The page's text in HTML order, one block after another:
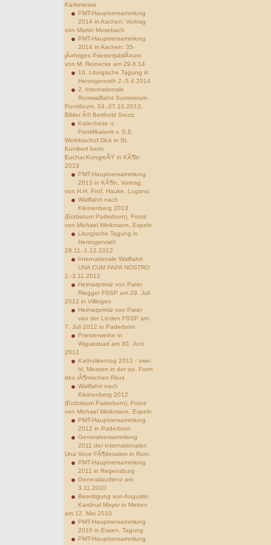
Karlsmesse
PMT-Hauptversammlung
2014 in Aachen: Vortrag
von Martin Mosebach
PMT-Hauptversammlung
2014 in Aachen: 35-
jÃ¤hriges PriesterjubilÃ¤um
von M. Reinecke am 29.6.14
16. Liturgische Tagung in
Herzogenrath 2.-5.4.2014
2. Internationale
Romwallfahrt Summorum
Pontificum, 24.-27.10.2013,
Bilder Â© Berthold Strutz.
Katechese u.
Pontifikalamt v. S.E.
Weihbischof Dick in St.
Kunibert beim
Euchar.KongreÃŸ in KÃ¶ln
2013
PMT-Hauptversammlung
2013 in KÃ¶ln, Vortrag
von H.H. Prof. Hauke, Lugano
Wallfahrt nach
Kleinenberg 2013
(Erzbistum Paderborn), Fotos
von Michael Weikmann, Espeln
Liturgische Tagung in
Herzogenrath
28.11.-1.12.2012
Internationale Wallfahrt
UNA CUM PAPA NOSTRO
1.-3.11.2012
Heimatprimiz von Pater
Riegger FSSP am 29. Juli
2012 in Villingen
Heimatprimiz von Pater
van der Linden FSSP am
7. Juli 2012 in Paderborn
Priesterweihe in
Wigratzbad am 30. Juni
2012
Katholikentag 2012 - zwei
hl. Messen in der ao. Form
des rÃ¶mischen Ritus
Wallfahrt nach
Kleinenberg 2012
(Erzbistum Paderborn), Fotos
von Michael Weikmann, Espeln
PMT-Hauptversammlung
2012 in Paderborn
Generalversammlung
2011 der Internationalen
Una Voce FÃ¶deration in Rom
PMT-Hauptversammlung
2011 in Regensburg
Generalaudienz am
3.11.2010
Beerdigung von Augustin
Kardinal Mayer in Metten
am 12. Mai 2010
PMT-Hauptversammlung
2010 in Essen, Tagung
PMT-Hauptversammlung